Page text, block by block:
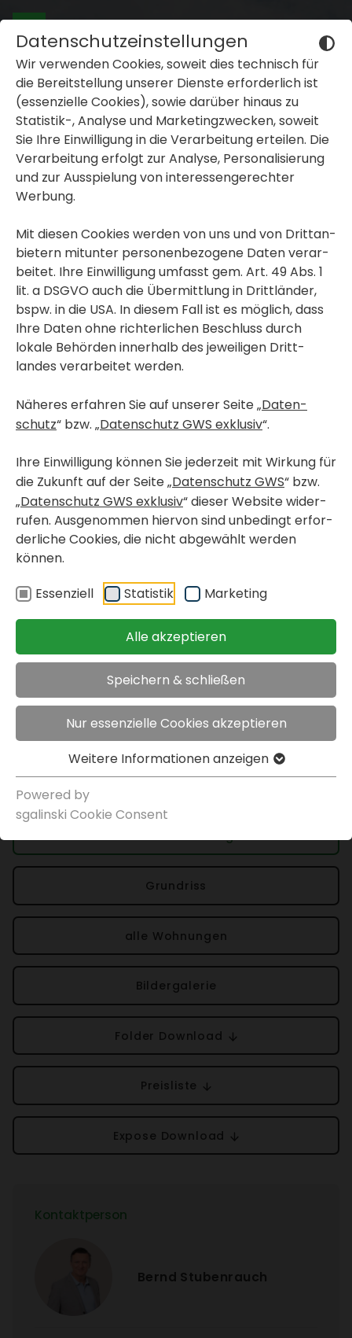
Datenschutzeinstellungen
Wir verwenden Cookies, soweit dies tech­nisch für
die Bereit­stel­lung unserer Dienste erfor­der­lich ist
(essen­zi­elle Cookies), sowie darüber hinaus zu
Statistik-, Analyse und Marke­ting­zwe­cken, soweit
Sie Ihre Einwil­li­gung in die Verar­bei­tung erteilen. Die
Verar­bei­tung erfolgt zur Analyse, Perso­na­li­sie­rung
und zur Ausspie­lung von inter­es­sen­ge­rechter
Werbung.
Mit diesen Cookies werden von uns und von Dritt­an­
bie­tern mitunter perso­nen­be­zo­gene Daten verar­
beitet. Ihre Einwil­li­gung umfasst gem. Art. 49 Abs. 1
lit. a DSGVO auch die Übermitt­lung in Dritt­länder,
bspw. in die USA. In diesem Fall ist es möglich, dass
Ihre Daten ohne rich­ter­li­chen Beschluss durch
lokale Behörden inner­halb des jewei­ligen Dritt­
landes verar­beitet werden.
Näheres erfahren Sie auf unserer Seite „Daten­
schutz“ bzw. „Daten­schutz GWS exklusiv“.
Ihre Einwil­li­gung können Sie jeder­zeit mit Wirkung für
die Zukunft auf der Seite „Daten­schutz GWS“ bzw.
„Daten­schutz GWS exklusiv“ dieser Website wider­
rufen. Ausge­nommen hiervon sind unbe­dingt erfor­
der­liche Cookies, die nicht abge­wählt werden
können.
Essen­ziell
Statistik Marke­ting
Alle akzeptieren
Speichern & schließen
Nur essenzielle Cookies akzeptieren
Weitere Infor­ma­tionen anzeigen
Powered by
sgal­inski Cookie Consent
oder ausblenden
oder ausblenden
oder ausblenden
< Kurz­fristig bezieh­bare Wohnungen
< Wohn­pro­jekte in Bau
Fried­rich-Ritter-Weg 22-
Haus 1 / Top 20
frei­fi­nan­zierte Eigen­tums­
< zurück
Objekt merken
Kurz­fristig bezieh­bare Wohnungen
Feld­kir­chen bei Graz, Fried­rich-Ritter-Weg
Kauf­preis
€ 296.020,00
Grund­riss
alle Wohnungen
Bilder­ga­lerie
Folder Down­load
Preis­liste
Expose Down­load
Kontakt­person
Bernd Stuben­rauch